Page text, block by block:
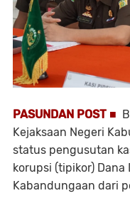
PASUNDAN POST ■
Kejaksaan Negeri
status pengusutan
korupsi (tipikor) Dana
Kabandungaan dari